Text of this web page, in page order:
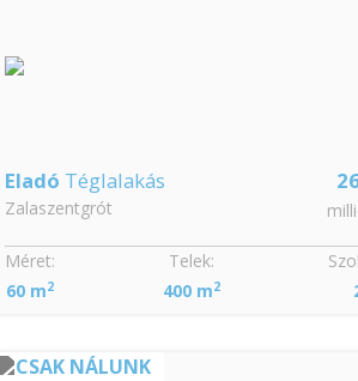
Eladó Téglalakás
Zalaszentgrót
Méret:
60 m2
Telek:
400 m2
CSAK NÁLUNK